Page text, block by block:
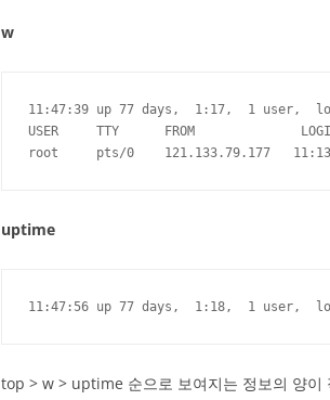
w
11:47:39 up 77 days,  1:17,  1 user,
USER     TTY      FROM
root     pts/0    121.133.79.177
uptime
11:47:56 up 77 days,  1:18,  1 user,
top > w > uptime 순으로 보여지는 정보의 양이